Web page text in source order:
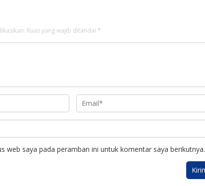
Ruas yang wajib ditandai *
web saya pada peramban ini untuk komentar saya berikutnya.